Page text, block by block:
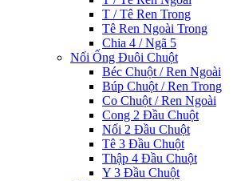
T / Tê Ren Trong
Tê Ren Ngoài Trong
Chia 4 / Ngã 5
Nối Ống Đuôi Chuột
Béc Chuột / Ren Ngoài
Búp Chuột / Ren Trong
Co Chuột / Ren Ngoài
Cong 2 Đầu Chuột
Nối 2 Đầu Chuột
Tê 3 Đầu Chuột
Thập 4 Đầu Chuột
Y 3 Đầu Chuột